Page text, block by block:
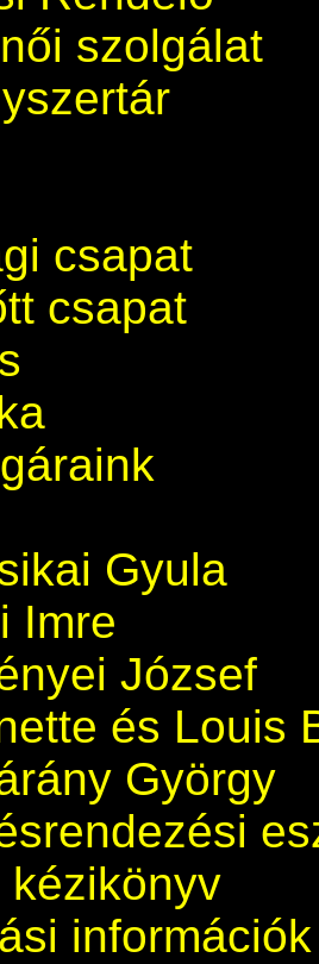
szolgálat
csapat
csapat
Gyula
Imre
József
és Louis
György
kézikönyv
információk